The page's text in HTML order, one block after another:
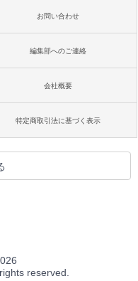
お問い合わせ
編集部へのご連絡
会社概要
特定商取引法に基づく表示
reserved.